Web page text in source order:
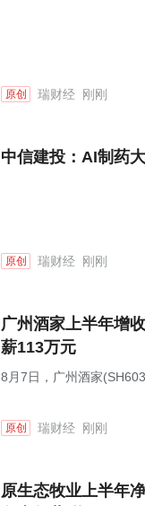
原创 瑞财经 刚刚
中信建投：AI制药
原创 瑞财经 刚刚
广州酒家上半年增
薪113万元
8月7日，广州酒家
原创 瑞财经 刚刚
原生态牧业上半年